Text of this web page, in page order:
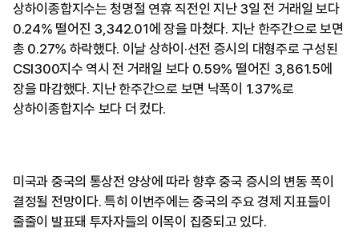
상하이종합지수는 청명절 연휴 직전인 지난 3일 전 거래일 보다
0.24% 떨어진 3,342.01에 장을 마쳤다. 지난 한주간으로 보면
총 0.27% 하락했다. 이날 상하이·선전 증시의 대형주로 구성된
CSI300지수 역시 전 거래일 보다 0.59% 떨어진 3,861.5에
장을 마감했다. 지난 한주간으로 보면 낙폭이 1.37%로
상하이종합지수 보다 더 컸다.
미국과 중국의 통상전 양상에 따라 향후 중국 증시의 변동 폭이
결정될 전망이다. 특히 이번주에는 중국의 주요 경제 지표들이
줄줄이 발표돼 투자자들의 이목이 집중되고 있다.